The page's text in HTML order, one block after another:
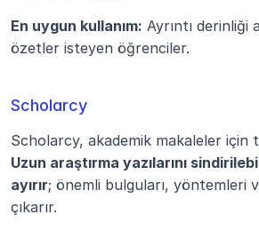
En uygun kullanım: Ayrıntı derinliği
özetler isteyen öğrenciler.
Scholarcy
Uzun araştırma yazılarını
ayırır; önemli bulguları, yöntemleri
çıkarır.